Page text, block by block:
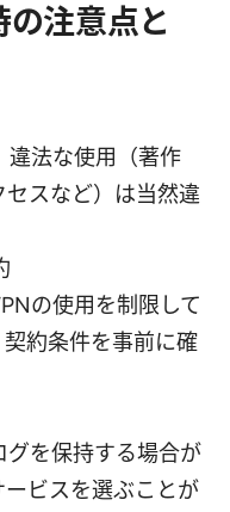
の注意点と
違法な使用（著作
スなど）は当然違
の使用を制限して
約条件を事前に確
グを保持する場合が
ビスを選ぶことが